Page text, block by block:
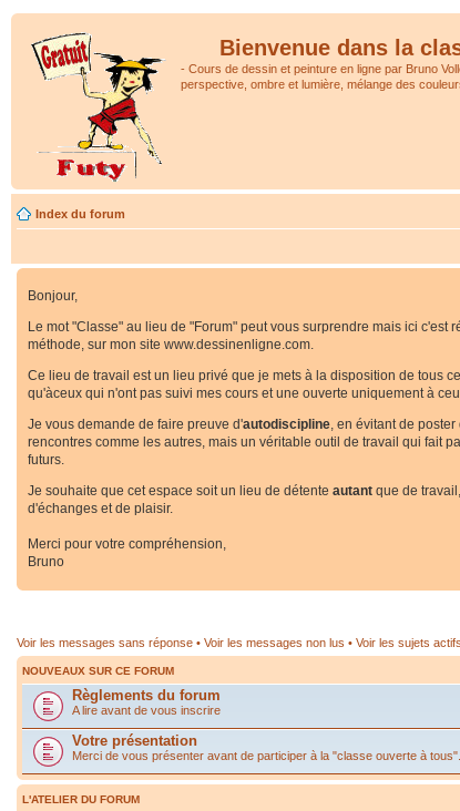
Bienvenue dans la
- Cours de dessin et peinture en ligne par Bruno
perspective, ombre et lumière, mélange des
Index du forum
Bonjour,
Le mot "Classe" au lieu de "Forum" peut vous surprendre mais ici c'est
méthode, sur mon site www.dessinenligne.com.
Ce lieu de travail est un lieu privé que je mets à la disposition de tous
qu'àceux qui n'ont pas suivi mes cours et une ouverte uniquement à
Je vous demande de faire preuve d'autodiscipline, en évitant de
rencontres comme les autres, mais un véritable outil de travail qui fait
futurs.
Je souhaite que cet espace soit un lieu de détente autant que de
d'échanges et de plaisir.
Merci pour votre compréhension,
Bruno
Voir les messages sans réponse • Voir les messages non lus • Voir les sujets actifs
NOUVEAUX SUR CE FORUM
Règlements du forum
A lire avant de vous inscrire
Votre présentation
Merci de vous présenter avant de participer à la "classe ouverte à tous".
L'ATELIER DU FORUM